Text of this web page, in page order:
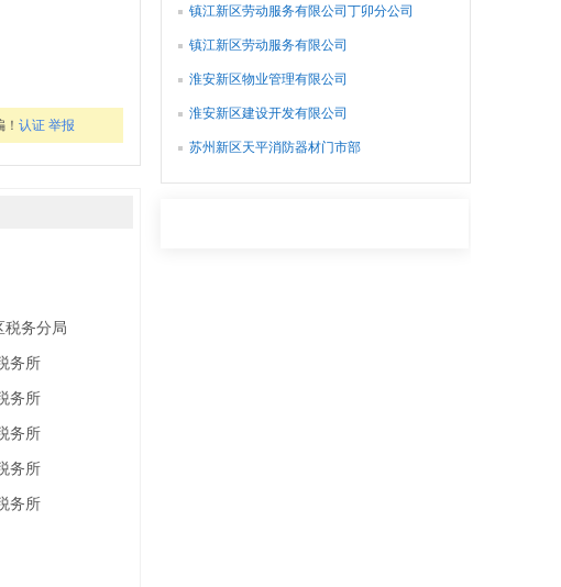
认证 举报
税务分局
务所
务所
务所
务所
务所
镇江新区劳动服务有限公司丁卯分公司
镇江新区劳动服务有限公司
淮安新区物业管理有限公司
淮安新区建设开发有限公司
苏州新区天平消防器材门市部